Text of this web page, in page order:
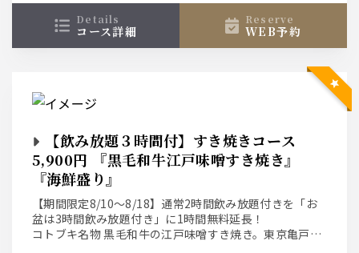
details
コース詳細
reserve
WEB予約
【飲み放題３時間付】すき焼きコース
5,900円 『黒毛和牛江戸味噌すき焼き』
『海鮮盛り』
【期間限定8/10～8/18】通常2時間飲み放題付きを「お
盆は3時間飲み放題付き」に1時間無料延長！
コトブキ名物 黒毛和牛の江戸味噌すき焼き。東京亀戸に